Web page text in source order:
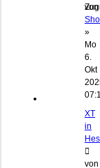
von
»
Mo
6.
Okt
XT
in
von